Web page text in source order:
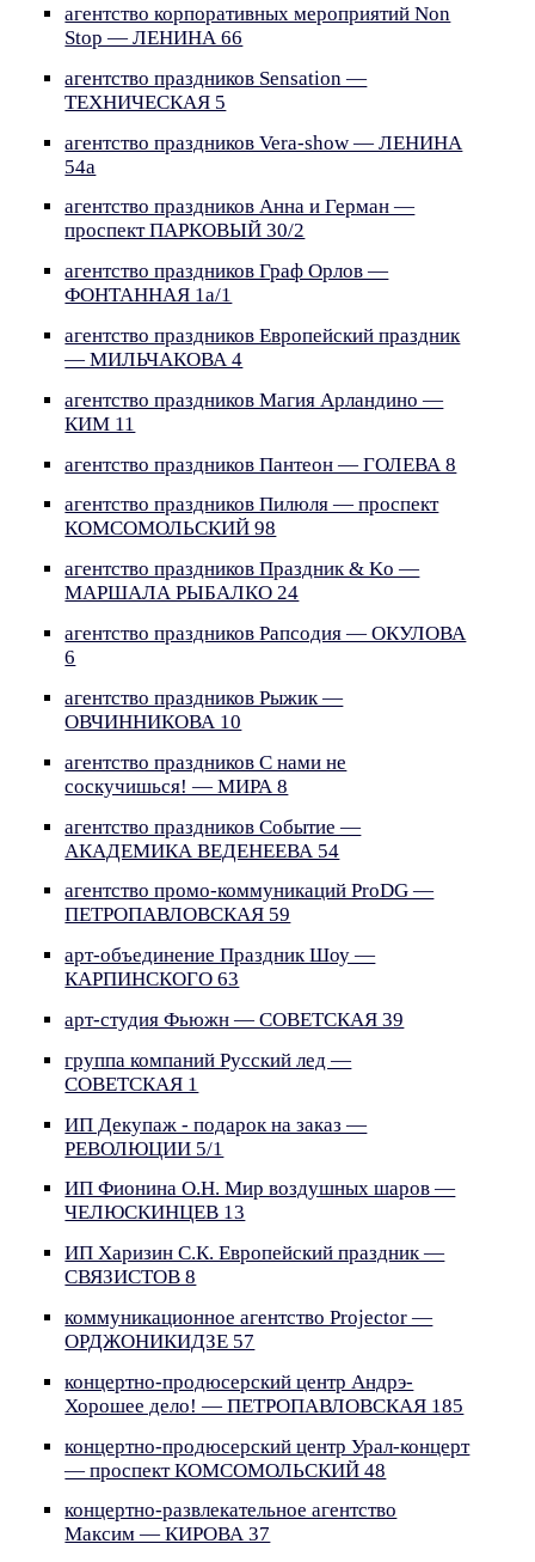
агентство корпоративных мероприятий Non
Stop — ЛЕНИНА 66
агентство праздников Sensation —
ТЕХНИЧЕСКАЯ 5
агентство праздников Vera-show — ЛЕНИНА
54а
агентство праздников Анна и Герман —
проспект ПАРКОВЫЙ 30/2
агентство праздников Граф Орлов —
ФОНТАННАЯ 1а/1
агентство праздников Европейский праздник
— МИЛЬЧАКОВА 4
агентство праздников Магия Арландино —
КИМ 11
агентство праздников Пантеон — ГОЛЕВА 8
агентство праздников Пилюля — проспект
КОМСОМОЛЬСКИЙ 98
агентство праздников Праздник & Ko —
МАРШАЛА РЫБАЛКО 24
агентство праздников Рапсодия — ОКУЛОВА
6
агентство праздников Рыжик —
ОВЧИННИКОВА 10
агентство праздников С нами не
соскучишься! — МИРА 8
агентство праздников Событие —
АКАДЕМИКА ВЕДЕНЕЕВА 54
агентство промо-коммуникаций ProDG —
ПЕТРОПАВЛОВСКАЯ 59
арт-объединение Праздник Шоу —
КАРПИНСКОГО 63
арт-студия Фьюжн — СОВЕТСКАЯ 39
группа компаний Русский лед —
СОВЕТСКАЯ 1
ИП Декупаж - подарок на заказ —
РЕВОЛЮЦИИ 5/1
ИП Фионина О.Н. Мир воздушных шаров —
ЧЕЛЮСКИНЦЕВ 13
ИП Харизин С.К. Европейский праздник —
СВЯЗИСТОВ 8
коммуникационное агентство Projector —
ОРДЖОНИКИДЗЕ 57
концертно-продюсерский центр Андрэ-
Хорошее дело! — ПЕТРОПАВЛОВСКАЯ 185
концертно-продюсерский центр Урал-концерт
— проспект КОМСОМОЛЬСКИЙ 48
концертно-развлекательное агентство
Максим — КИРОВА 37